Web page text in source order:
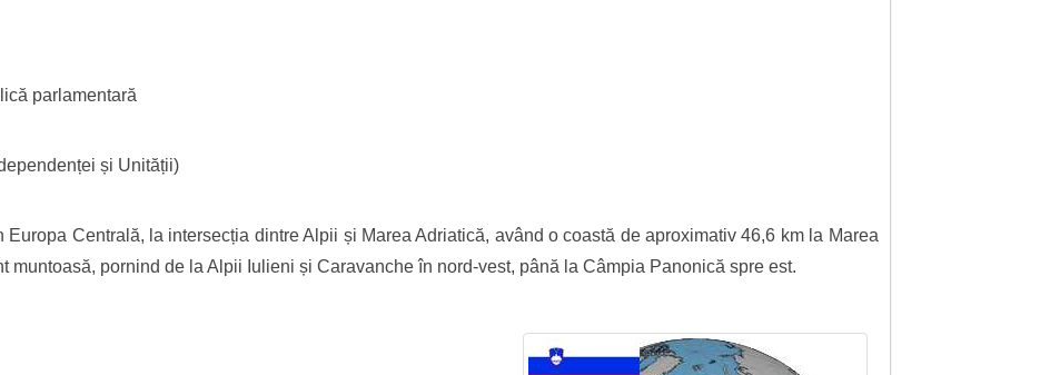
parlamentară
și Unității)
Europa Centrală, la intersecția dintre Alpii și Marea Adriatică, având o coastă de aproximativ 46,6 km la Marea
muntoasă, pornind de la Alpii Iulieni și Caravanche în nord-vest, până la Câmpia Panonică spre est.